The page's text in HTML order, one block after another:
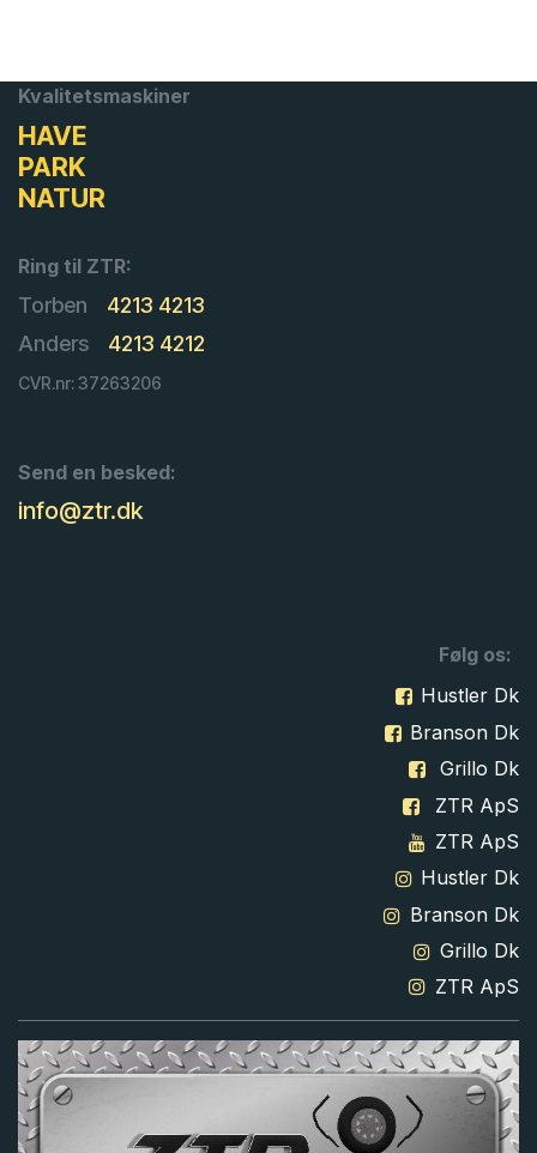
Kvalitetsmaskiner
HAVE
PARK
NATUR
Ring til ZTR:
Torben
4213 4213
Anders
4213 4212
CVR.nr: 37263206
Send en besked:
info@ztr.dk
Følg os:
Hustler Dk
Branson Dk
Grillo Dk
ZTR ApS
ZTR ApS
Hustler Dk
Branson Dk
Grillo Dk
ZTR ApS